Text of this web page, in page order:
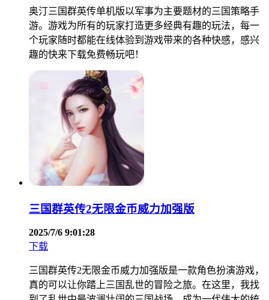
奥汀三国群英传单机版以军事为主要题材的三国策略手
游。游戏为所有的玩家打造更多经典有趣的玩法，每一
个玩家随时都能在线体验到游戏带来的各种快感，感兴
趣的快来下载免费畅玩吧！
三国群英传2无限金币威力加强版
2025/7/6 9:01:28
下载
三国群英传2无限金币威力加强版是一款角色扮演游戏，
真的可以让你踏上三国乱世的冒险之旅。在这里，我找